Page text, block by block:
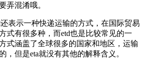
弄混淆哦。
示一种快递运输的方式，在国际贸易
式有很多种，而etd也是比较常见的一
式涵盖了全球很多的国家和地区，运输
，但是eta就没有其他的解释含义。